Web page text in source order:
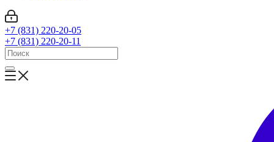
+7 (831) 220-20-05
+7 (831) 220-20-11